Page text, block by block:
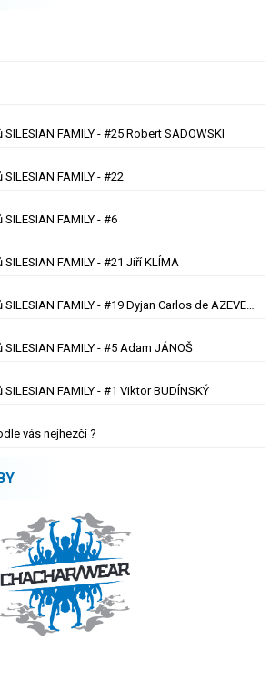
FAMILY - #25 Robert SADOWSKI
FAMILY - #22
FAMILY - #6
FAMILY - #21 Jiří KLÍMA
Dražba hráčských dresů SILESIAN FAMILY - #19 Dyjan Carlos de AZEVEDO
FAMILY - #5 Adam JÁNOŠ
FAMILY - #1 Viktor BUDÍNSKÝ
vás nejhezčí ?